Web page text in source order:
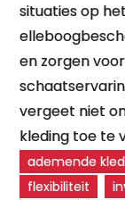
situaties op
en zorgen
vergeet niet
kleding toe te
ademende
flexibiliteit